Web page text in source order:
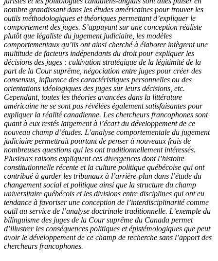
nombre grandissant dans les études américaines pour trouver les
outils méthodologiques et théoriques permettant d’expliquer le
comportement des juges. S’appuyant sur une conception réaliste
plutôt que légaliste du jugement judiciaire, les modèles
comportementaux qu’ils ont ainsi cherché à élaborer intègrent une
multitude de facteurs indépendants du droit pour expliquer les
décisions des juges : cultivation stratégique de la légitimité de la
part de la Cour suprême, négociation entre juges pour créer des
consensus, influence des caractéristiques personnelles ou des
orientations idéologiques des juges sur leurs décisions, etc.
Cependant, toutes les théories avancées dans la littérature
américaine ne se sont pas révélées également satisfaisantes pour
expliquer la réalité canadienne. Les chercheurs francophones sont
quant à eux restés largement à l’écart du développement de ce
nouveau champ d’études. L’analyse comportementale du jugement
judiciaire permettrait pourtant de penser à nouveaux frais de
nombreuses questions qui les ont traditionnellement intéressés.
Plusieurs raisons expliquent ces divergences dont l’histoire
constitutionnelle récente et la culture politique québécoise qui ont
contribué à garder les tribunaux à l’arrière-plan dans l’étude du
changement social et politique ainsi que la structure du champ
universitaire québécois et les divisions entre disciplines qui ont eu
tendance à favoriser une conception de l’interdisciplinarité comme
outil au service de l’analyse doctrinale traditionnelle. L’exemple du
bilinguisme des juges de la Cour suprême du Canada permet
d’illustrer les conséquences politiques et épistémologiques que peut
avoir le développement de ce champ de recherche sans l’apport des
chercheurs francophones.